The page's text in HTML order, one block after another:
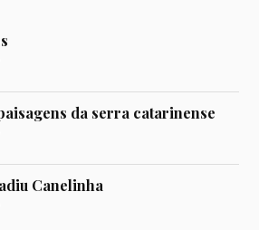
da serra catarinense
Canelinha